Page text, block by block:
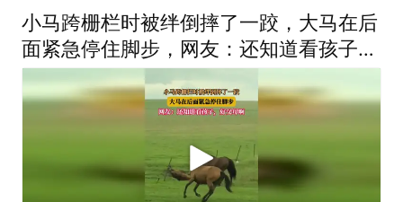
小马跨栅栏时被绊倒摔了一跤，大马在后
面紧急停住脚步，网友：还知道看孩子，
好父母啊